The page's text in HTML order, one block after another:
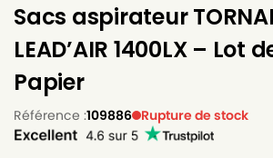
Sacs aspirateur
LEAD’AIR 1400LX – Lot
Papier
Référence :109886 Rupture de stock